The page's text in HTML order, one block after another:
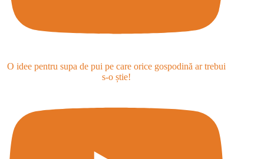
O idee pentru supa de pui pe care orice gospodină ar trebui
s-o știe!